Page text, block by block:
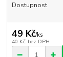
Dostupnost
49 Kč/ks
40 Kč bez DPH